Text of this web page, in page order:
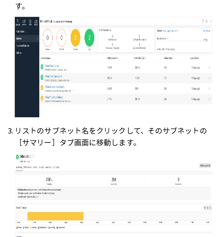
す。
リストのサブネット名をクリックして、そのサブネットの
［サマリー］タブ画面に移動します。